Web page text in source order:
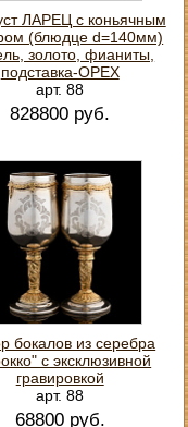
ЛАРЕЦ с коньячным
(блюдце d=140мм)
золото, фианиты,
подставка-ОРЕХ
арт. 88
828800 руб.
бокалов из серебра
с эксклюзивной
гравировкой
арт. 88
68800 руб.